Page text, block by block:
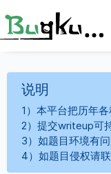
说明
1）本平台把历年
2）提交writeup可
3）如题目环境有
4）如题目侵权请